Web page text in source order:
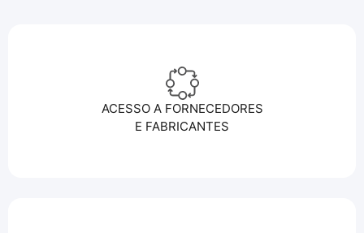
ACESSO A FORNECEDORES
E FABRICANTES